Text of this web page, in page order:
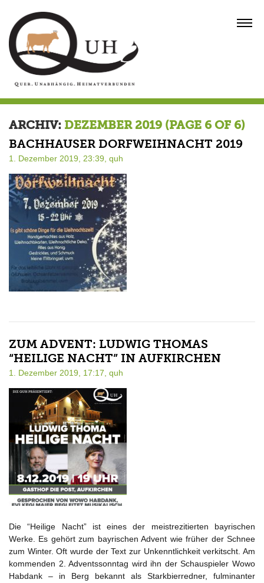
content
ARCHIV: DEZEMBER 2019 (PAGE 6 OF 6)
BACHHAUSER DORFWEIHNACHT 2019
1. Dezember 2019, 23:39, quh
ZUM ADVENT: LUDWIG THOMAS
“HEILIGE NACHT” IN AUFKIRCHEN
1. Dezember 2019, 17:17, quh
Die “Heilige Nacht” ist eines der meistrezitierten bayrischen
Werke. Es gehört zum bayrischen Advent wie früher der Schnee
zum Winter. Oft wurde der Text zur Unkenntlichkeit verkitscht. Am
kommenden 2. Adventssonntag wird ihn der Schauspieler Wowo
Habdank – in Berg bekannt als Starkbierredner, fulminanter